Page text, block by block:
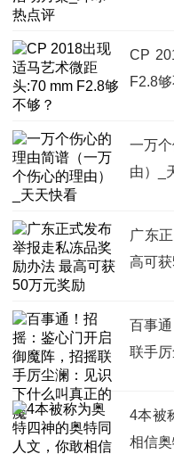
CP
F2.8
一万
由）_
广东
高可
百事
联手
4本被
相信